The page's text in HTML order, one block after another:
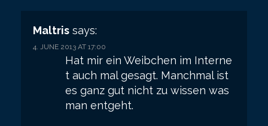
Maltris says:
4. JUNE 2013 AT 17:00
Hat mir ein Weibchen im Interne
t auch mal gesagt. Manchmal ist
es ganz gut nicht zu wissen was
man entgeht.